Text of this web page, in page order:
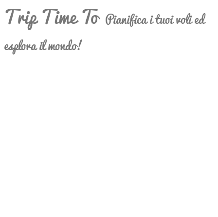
Trip Time To Pianifica i tuoi voli ed
esplora il mondo!